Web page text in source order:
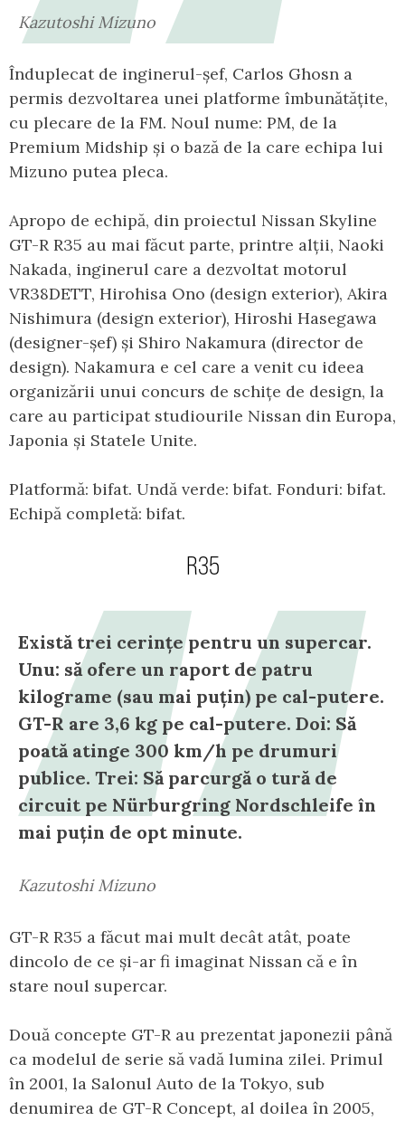
Kazutoshi Mizuno
Înduplecat de inginerul-șef, Carlos Ghosn a
permis dezvoltarea unei platforme îmbunătățite,
cu plecare de la FM. Noul nume: PM, de la
Premium Midship și o bază de la care echipa lui
Mizuno putea pleca.
Apropo de echipă, din proiectul Nissan Skyline
GT-R R35 au mai făcut parte, printre alții, Naoki
Nakada, inginerul care a dezvoltat motorul
VR38DETT, Hirohisa Ono (design exterior), Akira
Nishimura (design exterior), Hiroshi Hasegawa
(designer-șef) și Shiro Nakamura (director de
design). Nakamura e cel care a venit cu ideea
organizării unui concurs de schițe de design, la
care au participat studiourile Nissan din Europa,
Japonia și Statele Unite.
Platformă: bifat. Undă verde: bifat. Fonduri: bifat.
Echipă completă: bifat.
R35
Există trei cerințe pentru un supercar.
Unu: să ofere un raport de patru
kilograme (sau mai puțin) pe cal-putere.
GT-R are 3,6 kg pe cal-putere. Doi: Să
poată atinge 300 km/h pe drumuri
publice. Trei: Să parcurgă o tură de
circuit pe Nürburgring Nordschleife în
mai puțin de opt minute.
Kazutoshi Mizuno
GT-R R35 a făcut mai mult decât atât, poate
dincolo de ce și-ar fi imaginat Nissan că e în
stare noul supercar.
Două concepte GT-R au prezentat japonezii până
ca modelul de serie să vadă lumina zilei. Primul
în 2001, la Salonul Auto de la Tokyo, sub
denumirea de GT-R Concept, al doilea în 2005,